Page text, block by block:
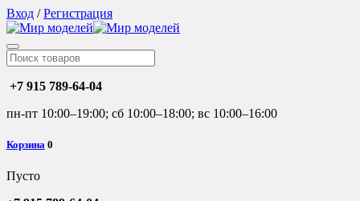
Вход /Регистрация
+7 915 789-64-04
пн-пт 10:00–19:00; сб 10:00–18:00; вс 10:00–16:00
Корзина 0
Пусто